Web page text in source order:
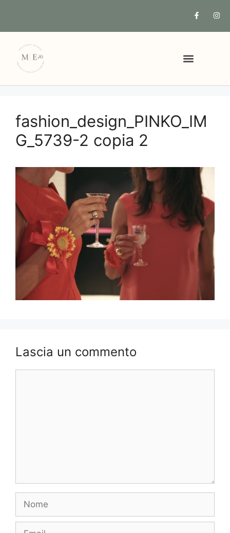
fashion_design_PINKO_IM
G_5739-2 copia 2
Lascia un commento